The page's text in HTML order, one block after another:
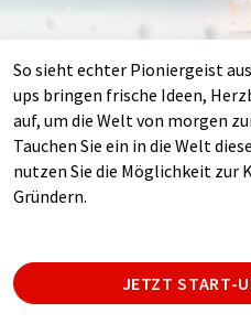
So sieht echter Pioniergeist
ups bringen frische Ideen,
auf, um die Welt von morgen
Tauchen Sie ein in die Welt
nutzen Sie die Möglichkeit
Gründern.
JETZT START-